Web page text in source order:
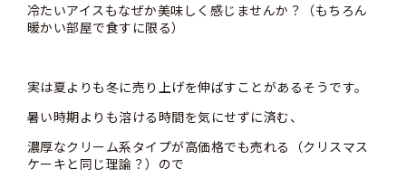
冷たいアイスもなぜか美味しく感じませんか？（もちろん
暖かい部屋で食すに限る）
実は夏よりも冬に売り上げを伸ばすことがあるそうです。
暑い時期よりも溶ける時間を気にせずに済む、
濃厚なクリーム系タイプが高価格でも売れる（クリスマス
ケーキと同じ理論？）ので